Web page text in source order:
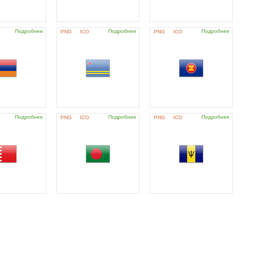
Подробнее PNG ICO Подробнее PNG ICO Подробнее
Подробнее PNG ICO Подробнее PNG ICO Подробнее